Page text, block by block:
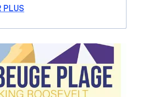
PLUS